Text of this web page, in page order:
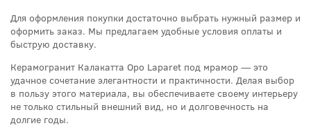
Для оформления покупки достаточно выбрать нужный размер и
оформить заказ. Мы предлагаем удобные условия оплаты и
быструю доставку.
Керамогранит Калакатта Оро Laparet под мрамор — это
удачное сочетание элегантности и практичности. Делая выбор
в пользу этого материала, вы обеспечиваете своему интерьеру
не только стильный внешний вид, но и долговечность на
долгие годы.